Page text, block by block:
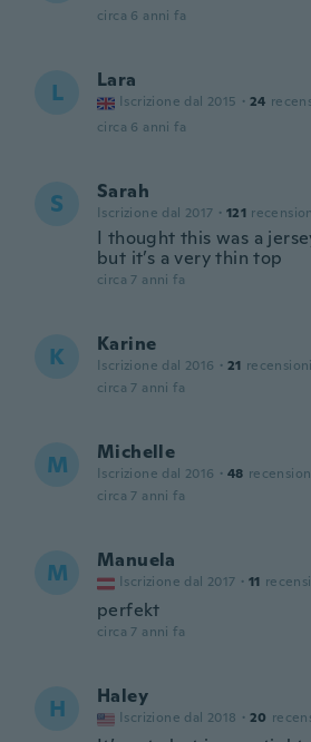
circa 6 anni fa
L Lara
Iscrizione dal 2015 · 24
circa 6 anni fa
S Sarah
Iscrizione dal 2017 · 121
I thought this was a
but it’s a very thin top
circa 7 anni fa
K Karine
Iscrizione dal 2016 · 21 recensioni
circa 7 anni fa
M Michelle
Iscrizione dal 2016 · 48
circa 7 anni fa
M Manuela
Iscrizione dal 2017 · 11
perfekt
circa 7 anni fa
H Haley
Iscrizione dal 2018 · 20